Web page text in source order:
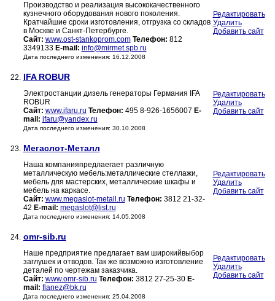
Производство и реализация высококачественного
кузнечного оборудования нового поколения.
Кратчайшие сроки изготовления, отгрузка со складов
в Москве и Санкт-Петербурге.
Сайт: www.ost-stankoprom.com Телефон: 812
3349133 E-mail: info@mirmet.spb.ru
Дата последнего изменения: 16.12.2008
Редактировать
Удалить
Добавить сайт
22. IFA ROBUR
Электростанции дизель генераторы Германия IFA
ROBUR
Сайт: www.ifaru.ru Телефон: 495 8-926-1656007 E-
mail: ifaru@yandex.ru
Дата последнего изменения: 30.10.2008
Редактировать
Удалить
Добавить сайт
23. Мегаслот-Металл
Наша компанияпредлаегает различную
металлическую мебель:металлические стеллажи,
мебель для мастерских, металлические шкафы и
мебель на каркасе.
Сайт: www.megaslot-metall.ru Телефон: 3812 21-32-
42 E-mail: megaslot@list.ru
Дата последнего изменения: 14.05.2008
Редактировать
Удалить
Добавить сайт
24. omr-sib.ru
Наше предприятие предлагает вам широкийвыбор
заглушек и отводов. Так же возможно изготовление
деталей по чертежам заказчика.
Сайт: www.omr-sib.ru Телефон: 3812 27-25-30 E-
mail: flanez@bk.ru
Дата последнего изменения: 25.04.2008
Редактировать
Удалить
Добавить сайт